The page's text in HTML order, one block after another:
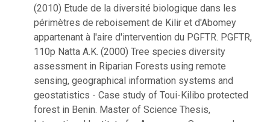
(2010) Etude de la diversité biologique dans les
périmètres de reboisement de Kilir et d'Abomey
appartenant à l'aire d'intervention du PGFTR. PGFTR,
110p Natta A.K. (2000) Tree species diversity
assessment in Riparian Forests using remote
sensing, geographical information systems and
geostatistics - Case study of Toui-Kilibo protected
forest in Benin. Master of Science Thesis,